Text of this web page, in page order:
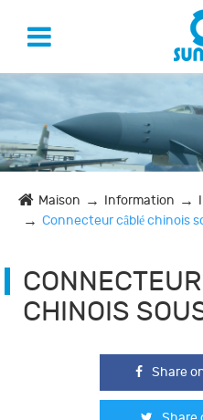
Maison Information
Connecteur câblé chinois
CHINOIS
Share